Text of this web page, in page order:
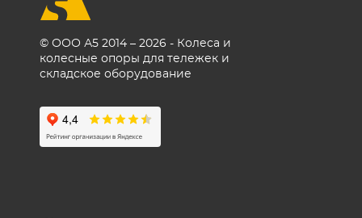
© ООО А5 2014 – 2026 - Колеса и
колесные опоры для тележек и
складское оборудование